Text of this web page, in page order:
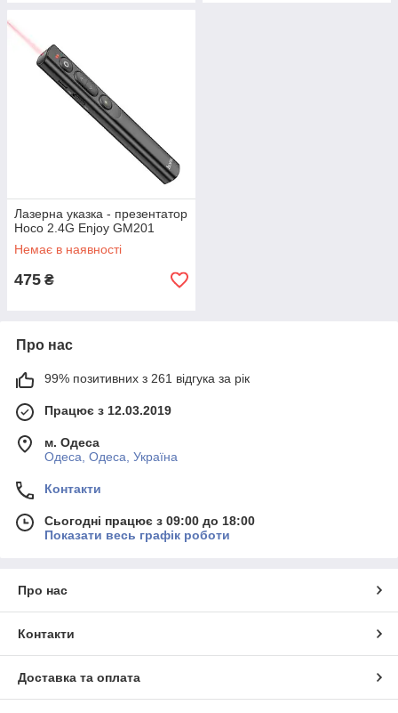
Лазерна указка - презентатор
Hoco 2.4G Enjoy GM201
Немає в наявності
475 ₴
Про нас
99% позитивних з 261 відгука за рік
Працює з 12.03.2019
м. Одеса
Одеса, Одеса, Україна
Контакти
Сьогодні працює з 09:00 до 18:00
Показати весь графік роботи
Про нас
Контакти
Доставка та оплата